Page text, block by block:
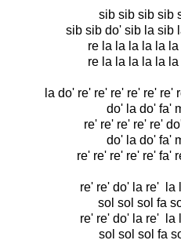
sib sib sib sib
sib sib do' sib la sib
re la la la la la
re la la la la la
la do' re' re' re' re' re' re'
do' la do' fa'
re' re' re' re' re'
do' la do' fa'
re' re' re' re' re' fa'
re' re' do' la re' la
sol sol sol fa
re' re' do' la re' la
sol sol sol fa